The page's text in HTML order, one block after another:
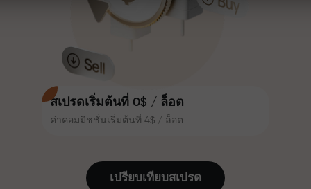
สเปรดเริ่มต้นที่ 0$ / ล็อต
ค่าคอมมิชชั่นเริ่มต้นที่ 4$ / ล็อต
ความเร็วในสนามแข่งและความเร็ว
ในการเทรดมีคุณค่าเดียวกัน Aleš
Loprais นำความมุ่งมั่นและวินัยเข้าสู่
โลกของการเทรด ในฐานะพันธมิตรที่
สร้างแรงบันดาลใจให้ลูกค้าบรรลุเป้า
หมายที่ทะเยอทะยาน
คนสามารถรับ iPhone, MacBook
หรือทริปในฝัน เพียงแค่ฝากเงิน
โบนัสสูงสุด X1000 — ตัวคูณที่ใหญ่ที่สุด
เปรียบเทียบสเปรด